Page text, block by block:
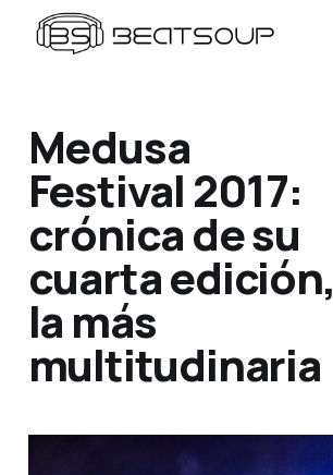
Medusa
Festival 2017:
crónica de su
cuarta edición,
la más
multitudinaria